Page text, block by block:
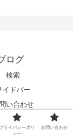
ログ
検索
イドバー
い合わせ
ログ.
プライバシーポリ
シー
お問い合わせ